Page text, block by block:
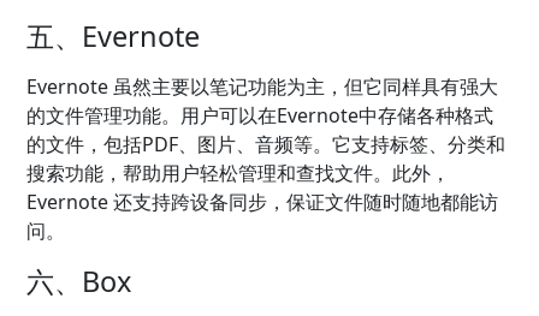
五、Evernote
Evernote 虽然主要以笔记功能为主，但它同样具有强大
的文件管理功能。用户可以在Evernote中存储各种格式
的文件，包括PDF、图片、音频等。它支持标签、分类和
搜索功能，帮助用户轻松管理和查找文件。此外，
Evernote 还支持跨设备同步，保证文件随时随地都能访
问。
六、Box